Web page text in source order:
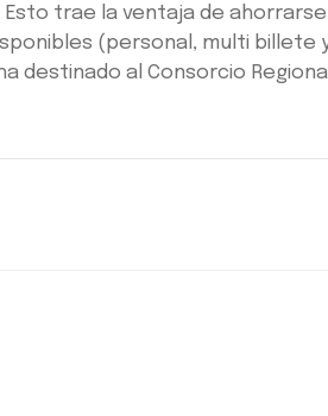
trae la ventaja de
(personal, multi billete
destinado al Consorcio